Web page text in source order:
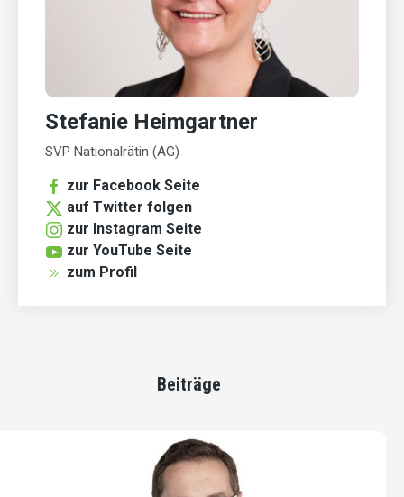
Stefanie Heimgartner
SVP Nationalrätin (AG)
zur Facebook Seite
auf Twitter folgen
zur Instagram Seite
zur YouTube Seite
zum Profil
Beiträge